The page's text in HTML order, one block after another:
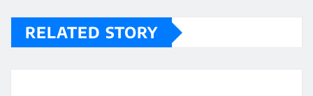
RELATED STORY